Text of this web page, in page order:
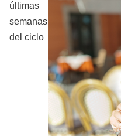
últimas
semanas
del ciclo